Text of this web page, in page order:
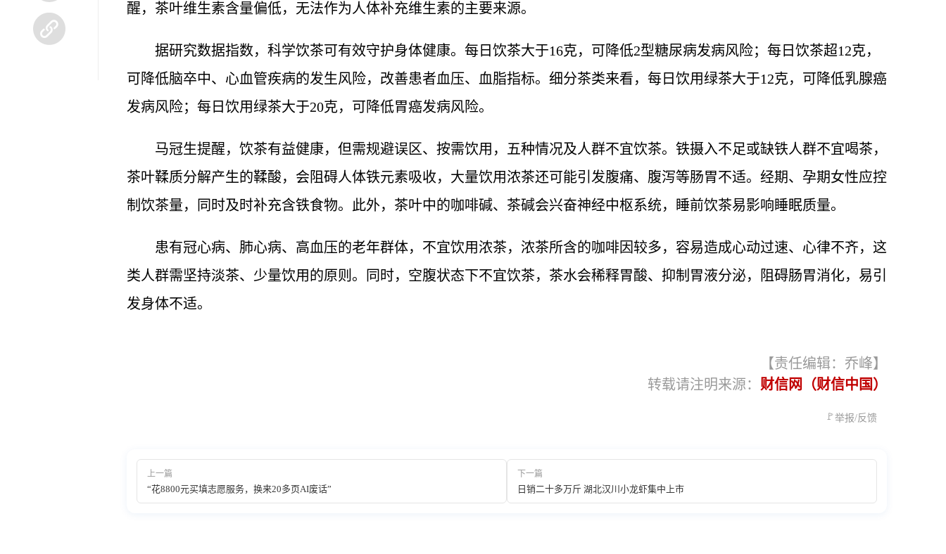
醒，茶叶维生素含量偏低，无法作为人体补充维生素的主要来源。
据研究数据指数，科学饮茶可有效守护身体健康。每日饮茶大于16克，可降低2型糖尿病发病风险；每日饮茶超12克，
可降低脑卒中、心血管疾病的发生风险，改善患者血压、血脂指标。细分茶类来看，每日饮用绿茶大于12克，可降低乳腺癌
发病风险；每日饮用绿茶大于20克，可降低胃癌发病风险。
马冠生提醒，饮茶有益健康，但需规避误区、按需饮用，五种情况及人群不宜饮茶。铁摄入不足或缺铁人群不宜喝茶，
茶叶鞣质分解产生的鞣酸，会阻碍人体铁元素吸收，大量饮用浓茶还可能引发腹痛、腹泻等肠胃不适。经期、孕期女性应控
制饮茶量，同时及时补充含铁食物。此外，茶叶中的咖啡碱、茶碱会兴奋神经中枢系统，睡前饮茶易影响睡眠质量。
患有冠心病、肺心病、高血压的老年群体，不宜饮用浓茶，浓茶所含的咖啡因较多，容易造成心动过速、心律不齐，这
类人群需坚持淡茶、少量饮用的原则。同时，空腹状态下不宜饮茶，茶水会稀释胃酸、抑制胃液分泌，阻碍肠胃消化，易引
发身体不适。
【责任编辑：乔峰】
转载请注明来源： 财信网（财信中国）
🚩举报/反馈
上一篇
“花8800元买填志愿服务，换来20多页AI废话”
下一篇
日销二十多万斤 湖北汉川小龙虾集中上市